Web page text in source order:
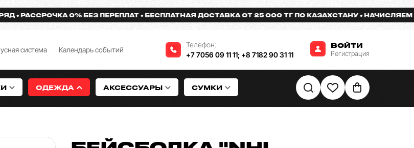
0% БЕЗ ПЕРЕПЛАТ БЕСПЛАТНАЯ ДОСТАВКА ОТ 25 000 ТГ ПО КАЗАХСТАНУ НАЧИСЛЯЕМ
система Календарь событий
Телефон:
+7 7056 09 11 11; +8 7182 90 31 11
ВОЙТИ
Регистрация
ОДЕЖДА АКСЕССУАРЫ СУМКИ